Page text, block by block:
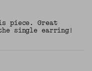
piece. Great
single earring!